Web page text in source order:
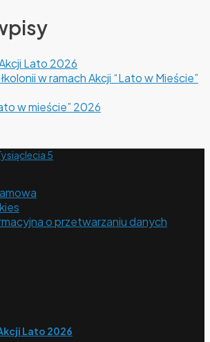
Lato 2026
w ramach Akcji “Lato w Mieście”
w mieście” 2026
o przetwarzaniu danych
Lato 2026